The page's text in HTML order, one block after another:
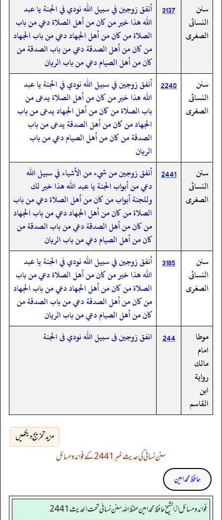
سنن
النسائى
الصغرى
3137
أنفق زوجين في سبيل الله نودي في الجنة يا عبد
الله هذا خير من كان من أهل الصلاة دعي من باب
الصلاة من كان من أهل الجهاد دعي من باب الجهاد
من كان من أهل الصدقة دعي من باب الصدقة من
كان من أهل الصيام دعي من باب الريان
سنن
النسائى
الصغرى
2240 أنفق زوجين في سبيل الله نودي في الجنة يا عبد
الله هذا خير من كان من أهل الصلاة يدعى من
باب الصلاة من كان من أهل الجهاد يدعى من باب
الجهاد من كان من أهل الصدقة يدعى من باب
الصدقة من كان من أهل الصيام دعي من باب
الريان
سنن
النسائى
الصغرى
2441 أنفق زوجين من شيء من الأشياء في سبيل الله
دعي من أبواب الجنة يا عبد الله هذا خير لك
وللجنة أبواب من كان من أهل الصلاة دعي من باب
الصلاة من كان من أهل الجهاد دعي من باب الجهاد
من كان من أهل الصدقة دعي من باب الصدقة من
كان من أهل الصيام دعي من باب الريان
سنن
النسائى
الصغرى
3185
أنفق زوجين في سبيل الله نودي في الجنة يا عبد
الله هذا خير من كان من أهل الصلاة دعي من باب
الصلاة من كان من أهل الجهاد دعي من باب الجهاد
من كان من أهل الصدقة دعي من باب الصدقة من
كان من أهل الصيام دعي من باب الريان
موطا
امام
مالك
رواية
ابن
القاسم
244 انفق زوجين فى سبيل الله نودي فى الجنة
مزید تخریج دیکھیں
سنن نسائی کی حدیث نمبر 2441 کے فوائد و مسائل
حافظ محمد امین
فوائد ومسائل از الشيخ حافظ محمد امين حفظ الله سنن نسائي تحت الحديث2441